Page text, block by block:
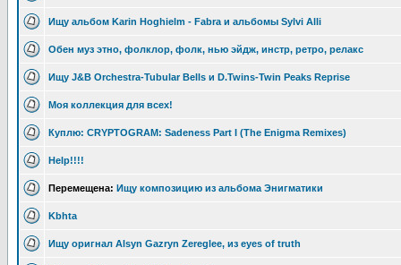
Ищу альбом Karin Hoghielm - Fabra и альбомы Sylvi Alli
Обен муз этно, фолклор, фолк, нью эйдж, инстр, ретро, релакс
Ищу J&B Orchestra-Tubular Bells и D.Twins-Twin Peaks Reprise
Моя коллекция для всех!
Куплю: CRYPTOGRAM: Sadeness Part I (The Enigma Remixes)
Help!!!!
Перемещена: Ищу композицию из альбома Энигматики
Kbhta
Ищу оригнал Alsyn Gazryn Zereglee, из eyes of truth